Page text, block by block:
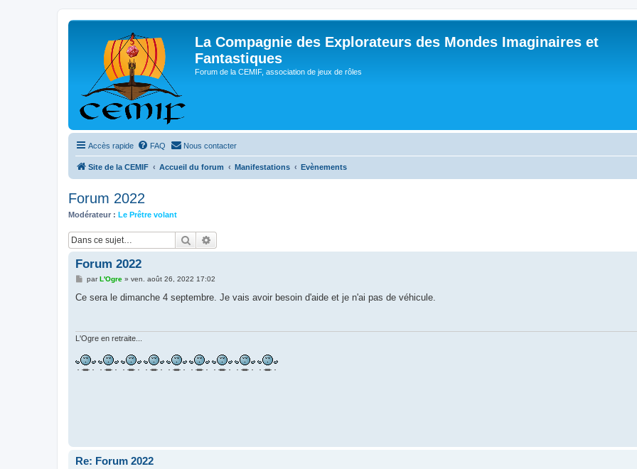
La Compagnie des Explorateurs des Mondes Imaginaires et
Fantastiques
Forum de la CEMIF, association de jeux de rôles
Accès rapide FAQ Nous contacter
Site de la CEMIF Accueil du forum Manifestations Evènements
Forum 2022
Modérateur : Le Prêtre volant
Rechercher
Forum 2022
M
s
parL'Ogre» ven. août 26, 2022 17:02
Ce sera le dimanche 4 septembre. Je vais avoir besoin d'aide et je n'ai pas de véhicule.
L'Ogre en retraite...
Re: Forum 2022